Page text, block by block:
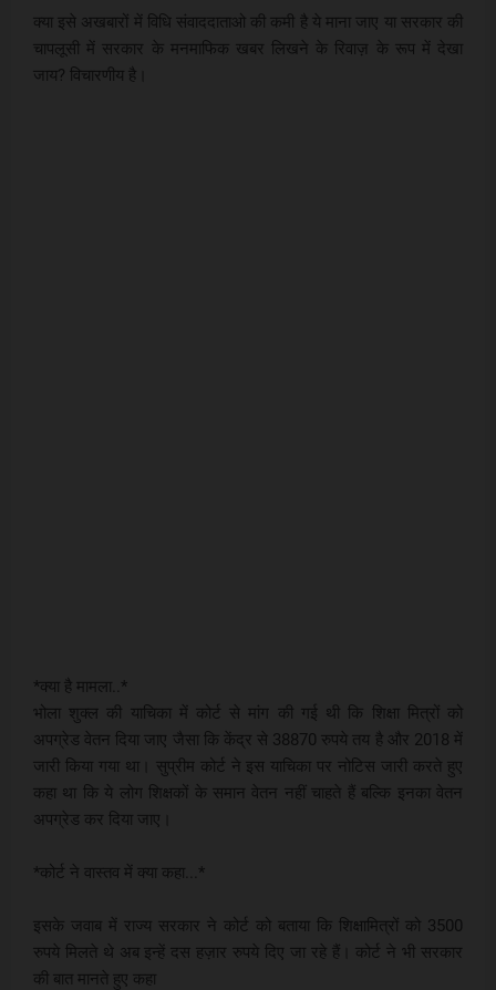
क्या इसे अखबारों में विधि संवाददाताओ की कमी है ये माना जाए या सरकार की
चापलूसी में सरकार के मनमाफिक खबर लिखने के रिवाज़ के रूप में देखा
जाय? विचारणीय है।
*क्या है मामला..*
भोला शुक्ल की याचिका में कोर्ट से मांग की गई थी कि शिक्षा मित्रों को
अपग्रेड वेतन दिया जाए जैसा कि केंद्र से 38870 रुपये तय है और 2018 में
जारी किया गया था। सुप्रीम कोर्ट ने इस याचिका पर नोटिस जारी करते हुए
कहा था कि ये लोग शिक्षकों के समान वेतन नहीं चाहते हैं बल्कि इनका वेतन
अपग्रेड कर दिया जाए।
*कोर्ट ने वास्तव में क्या कहा...*
इसके जवाब में राज्य सरकार ने कोर्ट को बताया कि शिक्षामित्रों को 3500
रुपये मिलते थे अब इन्हें दस हज़ार रुपये दिए जा रहे हैं। कोर्ट ने भी सरकार
की बात मानते हुए कहा